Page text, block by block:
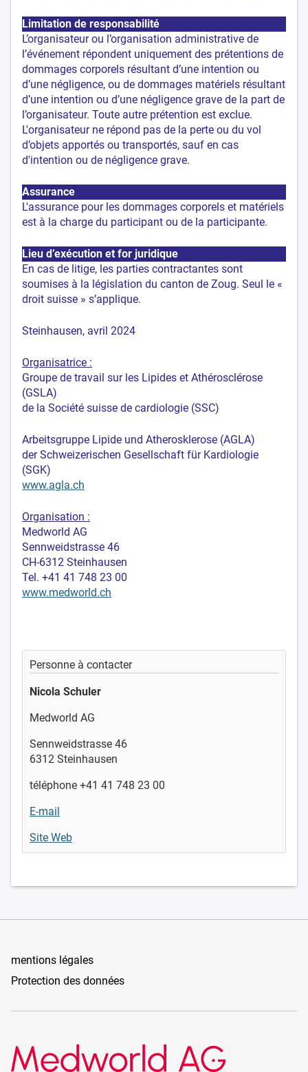
Limitation de responsabilité
L’organisateur ou l’organisation administrative de
l’événement répondent uniquement des prétentions de
dommages corporels résultant d’une intention ou
d’une négligence, ou de dommages matériels résultant
d’une intention ou d’une négligence grave de la part de
l’organisateur. Toute autre prétention est exclue.
L'organisateur ne répond pas de la perte ou du vol
d’objets apportés ou transportés, sauf en cas
d'intention ou de négligence grave.
Assurance
L'assurance pour les dommages corporels et matériels
est à la charge du participant ou de la participante.
Lieu d’exécution et for juridique
En cas de litige, les parties contractantes sont
soumises à la législation du canton de Zoug. Seul le «
droit suisse » s’applique.
Steinhausen, avril 2024
Organisatrice :
Groupe de travail sur les Lipides et Athérosclérose
(GSLA)
de la Société suisse de cardiologie (SSC)
Arbeitsgruppe Lipide und Atherosklerose (AGLA)
der Schweizerischen Gesellschaft für Kardiologie
(SGK)
www.agla.ch
Organisation :
Medworld AG
Sennweidstrasse 46
CH-6312 Steinhausen
Tel. +41 41 748 23 00
www.medworld.ch
Personne à contacter
Nicola Schuler
Medworld AG
Sennweidstrasse 46
6312 Steinhausen
téléphone +41 41 748 23 00
E-mail
Site Web
mentions légales
Protection des données
Medworld AG